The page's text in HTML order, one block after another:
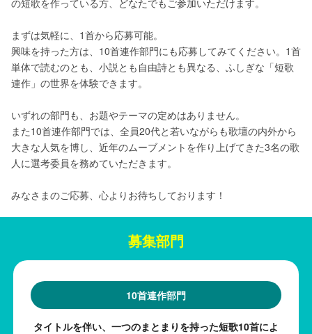
まずは気軽に、1首から応募可能。
興味を持った方は、10首連作部門にも応募してみてください。1首
単体で読むのとも、小説とも自由詩とも異なる、ふしぎな「短歌
連作」の世界を体験できます。
いずれの部門も、お題やテーマの定めはありません。
また10首連作部門では、全員20代と若いながらも歌壇の内外から
大きな人気を博し、近年のムーブメントを作り上げてきた3名の歌
人に選考委員を務めていただきます。
みなさまのご応募、心よりお待ちしております！
募集部門
10首連作部門
タイトルを伴い、一つのまとまりを持った短歌10首によ